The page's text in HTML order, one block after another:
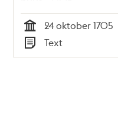
Tid
24 oktober 1705
Typ
Text